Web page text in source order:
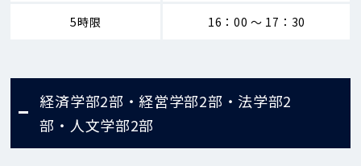
5時限 16：00 ～ 17：30
経済学部2部・経営学部2部・法学部2
部・人文学部2部